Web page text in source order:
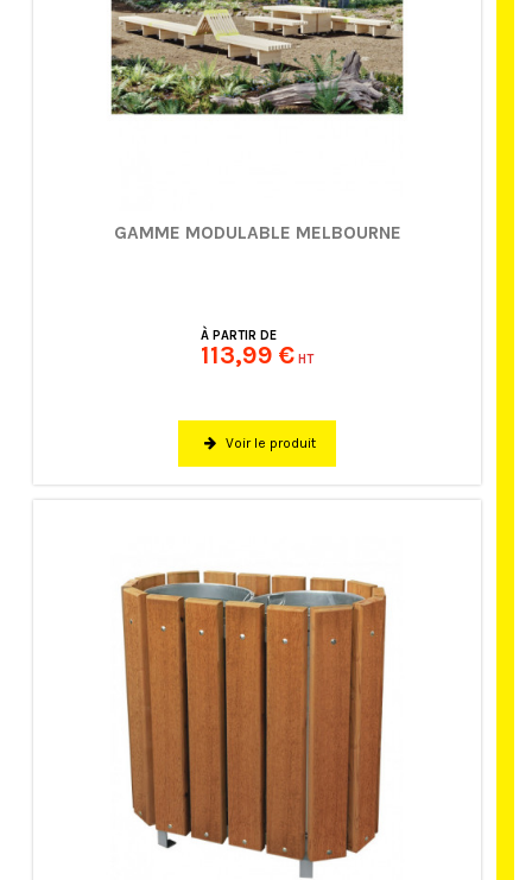
GAMME MODULABLE MELBOURNE
À PARTIR DE
113,99 € HT
Voir le produit